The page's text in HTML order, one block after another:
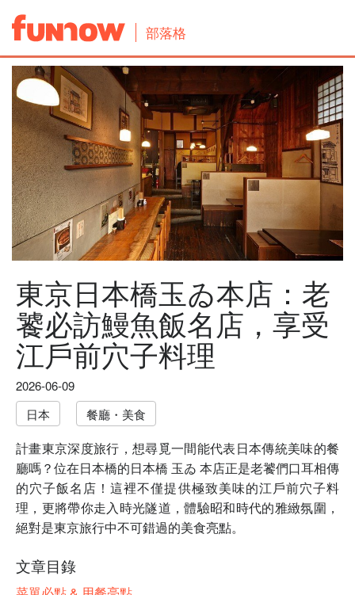
部落格
東京日本橋玉ゐ本店：老
饕必訪鰻魚飯名店，享受
江戶前穴子料理
2026-06-09
日本
餐廳・美食
計畫東京深度旅行，想尋覓一間能代表日本傳統美味的餐
廳嗎？位在日本橋的日本橋 玉ゐ 本店正是老饕們口耳相傳
的穴子飯名店！這裡不僅提供極致美味的江戶前穴子料
理，更將帶你走入時光隧道，體驗昭和時代的雅緻氛圍，
絕對是東京旅行中不可錯過的美食亮點。
文章目錄